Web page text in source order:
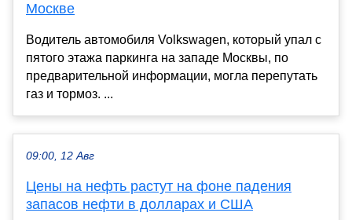
Москве
Водитель автомобиля Volkswagen, который упал с
пятого этажа паркинга на западе Москвы, по
предварительной информации, могла перепутать
газ и тормоз. ...
09:00, 12 Авг
Цены на нефть растут на фоне падения
запасов нефти в долларах и США